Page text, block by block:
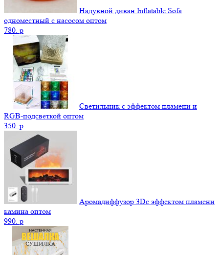
Надувной диван Inflatable Sofa
одноместный с насосом оптом
780. p
Светильник с эффектом пламени и
RGB-подсветкой оптом
350. p
Аромадиффузор 3Dс эффектом пламени
камина оптом
990. p